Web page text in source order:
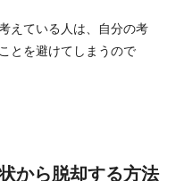
えている人は、自分の考
とを避けてしまうので
から脱却する方法